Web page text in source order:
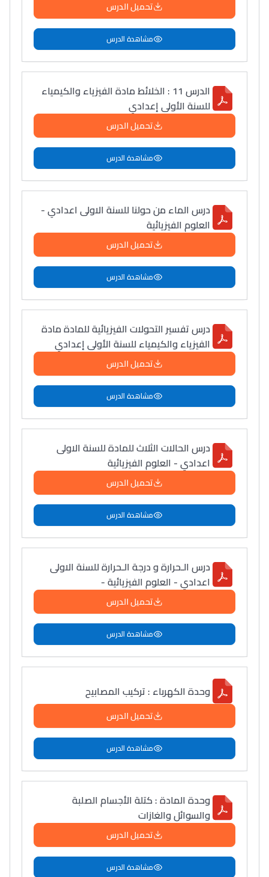
تحميل الدرس
مشاهدة الدرس
الدرس 11 : الخلائط مادة الفيزياء والكيمياء
للسنة الأولى إعدادي
تحميل الدرس
مشاهدة الدرس
درس الماء من حولنا للسنة الاولى اعدادي -
العلوم الفيزيائية
تحميل الدرس
مشاهدة الدرس
درس تفسير التحولات الفيزيائية للمادة مادة
الفيزياء والكيمياء للسنة الأولى إعدادي
تحميل الدرس
مشاهدة الدرس
درس الحالات الثلاث للمادة للسنة الاولى
اعدادي - العلوم الفيزيائية
تحميل الدرس
مشاهدة الدرس
درس ‫الـحرارة و درجة الـحرارة‬ للسنة الاولى
اعدادي - العلوم الفيزيائية -
تحميل الدرس
مشاهدة الدرس
وحدة الكهرباء : تركيب المصابيح
تحميل الدرس
مشاهدة الدرس
وحدة المادة : كتلة الأجسام الصلبة
والسوائل والغازات
تحميل الدرس
مشاهدة الدرس